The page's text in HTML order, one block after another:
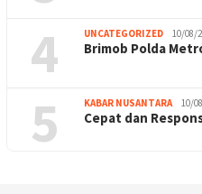
4 UNCATEGORIZED 10/08/
Brimob Polda
5 KABAR NUSANTARA 10/
Cepat dan